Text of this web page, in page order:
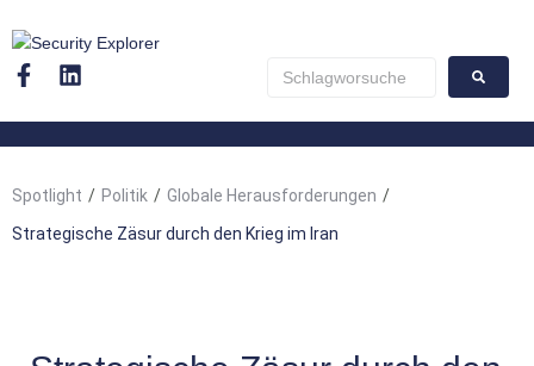
Spotlight / Politik / Globale Herausforderungen /
Strategische Zäsur durch den Krieg im Iran